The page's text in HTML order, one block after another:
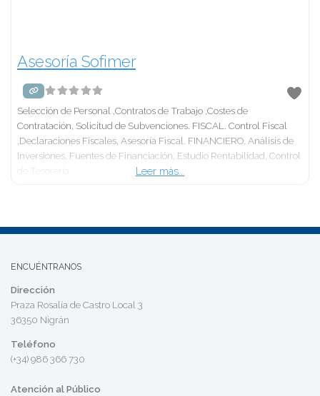
Asesoría Sofimer
Selección de Personal ,Contratos de Trabajo ,Costes de
Contratación, Solicitud de Subvenciones. FISCAL. Control Fiscal
,Declaraciones Fiscales, Asesoría Fiscal. FINANCIERO. Análisis de
Inversiones, Fuentes de Financiación, Estudio Rentabilidad, Control
de Tesorería.
Leer más...
ENCUÉNTRANOS
Dirección
Praza Rosalía de Castro Local 3
36350 Nigrán
Teléfono
(+34) 986 366 730
Atención al Público